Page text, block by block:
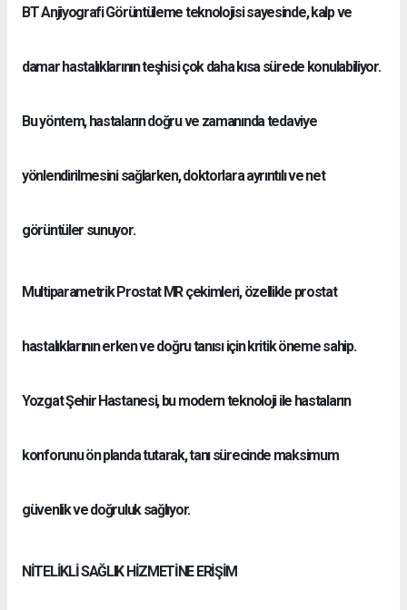
BT Anjiyografi Görüntüleme teknolojisi sayesinde, kalp ve
damar hastalıklarının teşhisi çok daha kısa sürede konulabiliyor.
Bu yöntem, hastaların doğru ve zamanında tedaviye
yönlendirilmesini sağlarken, doktorlara ayrıntılı ve net
görüntüler sunuyor.
Multiparametrik Prostat MR çekimleri, özellikle prostat
hastalıklarının erken ve doğru tanısı için kritik öneme sahip.
Yozgat Şehir Hastanesi, bu modern teknoloji ile hastaların
konforunu ön planda tutarak, tanı sürecinde maksimum
güvenlik ve doğruluk sağlıyor.
NİTELİKLİ SAĞLIK HİZMETİNE ERİŞİM